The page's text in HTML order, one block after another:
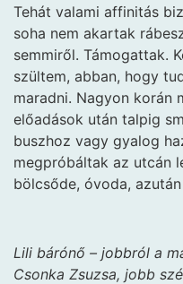
Tehát valami affinitás
soha nem akartak
semmiről. Támogattak.
szültem, abban, hogy
maradni. Nagyon korán
előadások után talpig
buszhoz vagy gyalog
megpróbáltak az utcán
bölcsőde, óvoda,
Lili bárónő – jobbról a
Csonka Zsuzsa, jobb